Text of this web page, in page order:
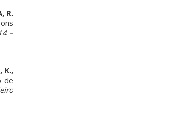
R.
–
K.,
de